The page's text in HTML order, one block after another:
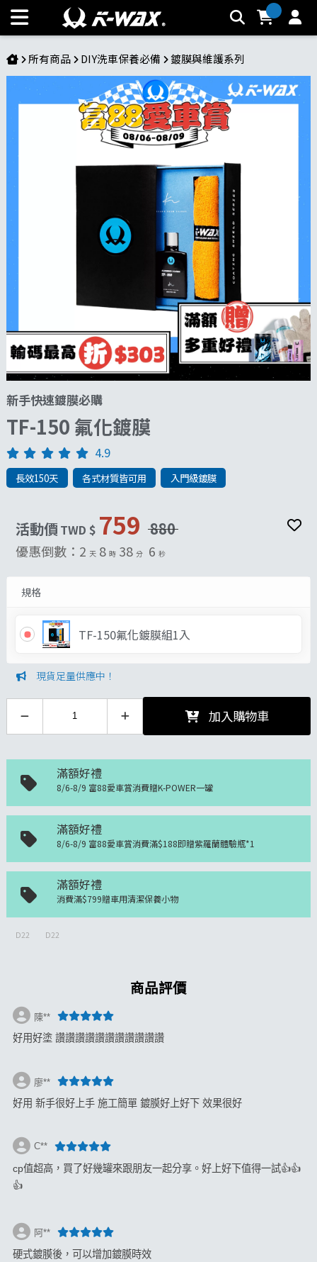
TF-150 氟化鍍膜 | K-WAX台灣汽車美容材料
所有商品 DIY洗車保養必備 鍍膜與維護系列
新手快速鍍膜必購
TF-150 氟化鍍膜
4.9
長效150天 各式材質皆可用 入門級鍍膜
活動價 TWD $ 759 880
優惠倒數： 2 天 8 時 38 分 3 秒
規格
TF-150氟化鍍膜組1入
現貨足量供應中！
加入購物車
滿額好禮
8/6-8/9 富88愛車賞消費贈K-POWER一罐
滿額好禮
8/6-8/9 富88愛車賞消費滿$188即贈紫羅蘭體驗瓶*1
滿額好禮
消費滿$799贈車用清潔保養小物
D22 D22
商品評價
陳**
好用好塗 讚讚讚讚讚讚讚讚讚讚讚
廖**
好用 新手很好上手 施工簡單 鍍膜好上好下 效果很好
C**
cp值超高，買了好幾罐來跟朋友一起分享。好上好下值得一試👍👍
👍
阿**
硬式鍍膜後，可以增加鍍膜時效